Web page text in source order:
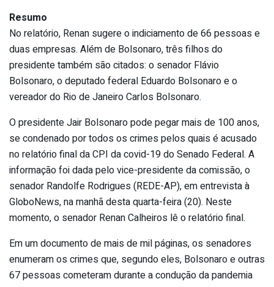
Resumo
No relatório, Renan sugere o indiciamento de 66 pessoas e
duas empresas. Além de Bolsonaro, três filhos do
presidente também são citados: o senador Flávio
Bolsonaro, o deputado federal Eduardo Bolsonaro e o
vereador do Rio de Janeiro Carlos Bolsonaro.
O presidente Jair Bolsonaro pode pegar mais de 100 anos,
se condenado por todos os crimes pelos quais é acusado
no relatório final da CPI da covid-19 do Senado Federal. A
informação foi dada pelo vice-presidente da comissão, o
senador Randolfe Rodrigues (REDE-AP), em entrevista à
GloboNews, na manhã desta quarta-feira (20). Neste
momento, o senador Renan Calheiros lê o relatório final.
Em um documento de mais de mil páginas, os senadores
enumeram os crimes que, segundo eles, Bolsonaro e outras
67 pessoas cometeram durante a condução da pandemia